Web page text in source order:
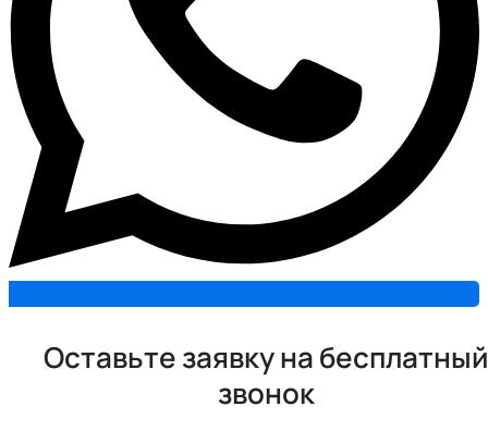
Оставьте заявку на бесплатный
звонок